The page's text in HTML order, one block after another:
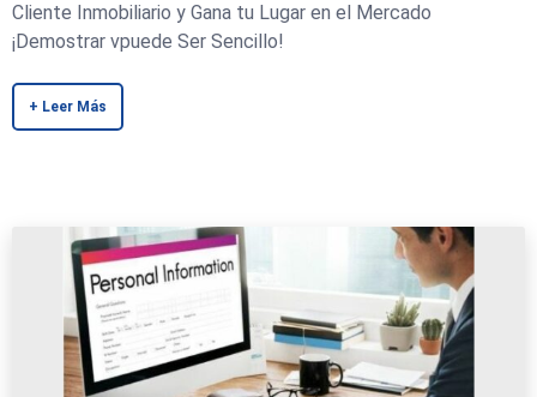
Cliente Inmobiliario y Gana tu Lugar en el Mercado
¡Demostrar vpuede Ser Sencillo!
+ Leer Más